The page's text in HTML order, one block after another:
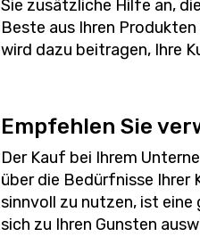
Sie zusätzliche Hilfe an,
Beste aus Ihren
wird dazu beitragen, Ihre
Empfehlen Sie
Der Kauf bei Ihrem
über die Bedürfnisse Ihrer
sinnvoll zu nutzen, ist
sich zu Ihren Gunsten